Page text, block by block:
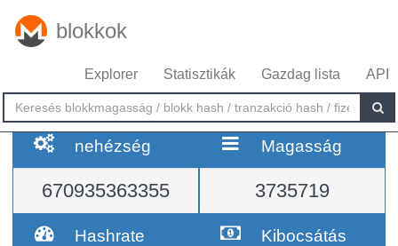
blokkok
Explorer Statisztikák Gazdag lista API
nehézség
670935363355
Magasság
3735719
Hashrate Kibocsátás